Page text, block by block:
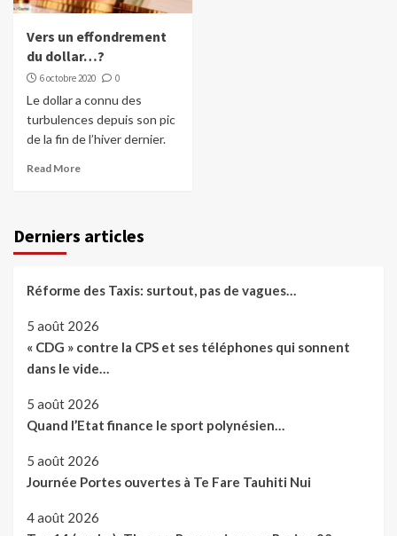
Vers un effondrement
du dollar…?
6 octobre 2020 0
Le dollar a connu des
turbulences depuis son pic
de la fin de l’hiver dernier.
Read More
Derniers articles
Réforme des Taxis: surtout, pas de vagues…
5 août 2026
« CDG » contre la CPS et ses téléphones qui sonnent
dans le vide…
5 août 2026
Quand l’Etat finance le sport polynésien…
5 août 2026
Journée Portes ouvertes à Te Fare Tauhiti Nui
4 août 2026